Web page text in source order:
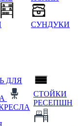
СУНДУКИ
ДЛЯ
СТОЙКИ
РЕСЕПШН